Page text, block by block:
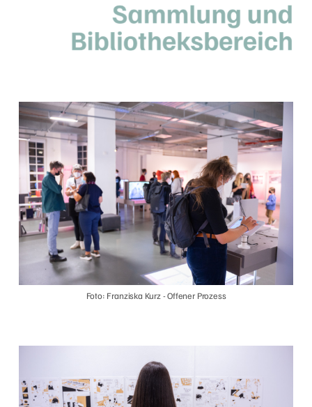
Foto: Franziska Kurz - Offener Prozess